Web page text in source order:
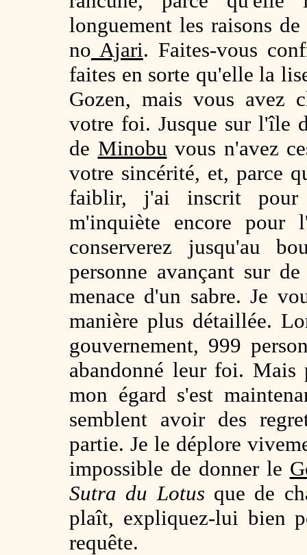
longuement les raisons
no Ajari. Faites-vous
faites en sorte qu'elle la
Gozen, mais vous avez
votre foi. Jusque sur l'île
de Minobu vous n'avez
votre sincérité, et, parce
faiblir, j'ai inscrit
m'inquiète encore pour
conserverez jusqu'au
personne avançant sur
menace d'un sabre. Je
manière plus détaillée.
gouvernement, 999
abandonné leur foi. Mais
mon égard s'est
semblent avoir des
partie. Je le déplore
impossible de donner le
Sutra du Lotus que de
plaît, expliquez-lui bien
requête.